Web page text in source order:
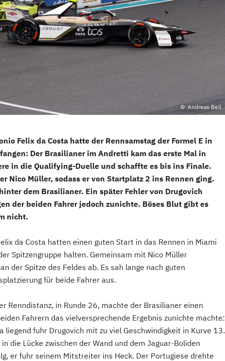
Andreas Beil
Felix da Costa hatte der Rennsamstag der Formel E in
Der Brasilianer im Andretti kam das erste Mal in
in die Qualifying-Duelle und schaffte es bis ins Finale.
Nico Müller, sodass er von Startplatz 2 ins Rennen ging.
dem Brasilianer. Ein später Fehler von Drugovich
der beiden Fahrer jedoch zunichte. Böses Blut gibt es
nicht.
da Costa hatten einen guten Start in das Rennen in Miami
Spitzengruppe halten. Gemeinsam mit Nico Müller
der Spitze des Feldes ab. Es sah lange nach guten
für beide Fahrer aus.
Renndistanz, in Runde 26, machte der Brasilianer einen
Fahrern das vielversprechende Ergebnis zunichte machte:
liegend fuhr Drugovich mit zu viel Geschwindigkeit in Kurve 13.
die Lücke zwischen der Wand und dem Jaguar-Boliden
er fuhr seinem Mitstreiter ins Heck. Der Portugiese drehte